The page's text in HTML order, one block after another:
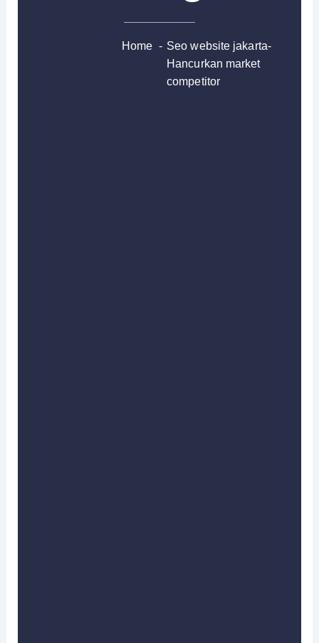
Home - Seo website jakarta-
Hancurkan market
competitor